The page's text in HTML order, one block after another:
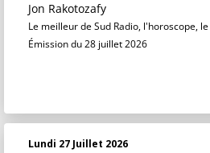
Jon Rakotozafy
Le meilleur de Sud Radio, l'horoscope,
Émission du 28 juillet 2026
Lundi 27 Juillet 2026